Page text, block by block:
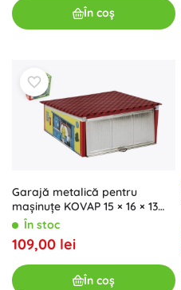
În coș
Garajă metalică pentru
mașinuțe KOVAP 15 × 16 × 13
cmÎn stoc
109,00 lei
În coș